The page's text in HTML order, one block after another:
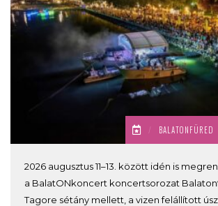
/ BALATONFÜRED
2026 augusztus 11–13. között idén is
a BalatONkoncert koncertsorozat
Tagore sétány mellett, a vizen felállított